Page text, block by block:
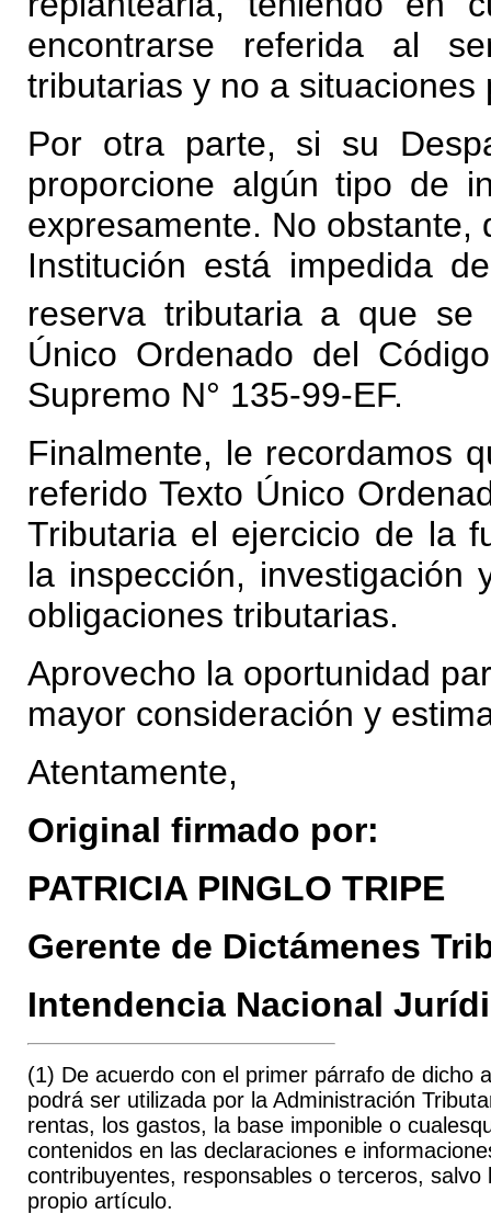
encontrarse referida al
tributarias y no a situaciones
Por otra parte, si su
proporcione algún tipo de
expresamente. No
Institución está impedida
reserva tributaria a que
Único Ordenado del
Supremo N° 135-99-EF.
Finalmente, le recordamos
referido Texto Único
Tributaria el ejercicio de la
la inspección,
obligaciones tributarias.
Aprovecho la oportunidad
mayor consideración y
Atentamente,
Original firmado por:
PATRICIA PINGLO TRIPE
Gerente de Dictámenes
Intendencia Nacional
(1) De acuerdo con el primer párrafo de dicho
podrá ser utilizada por la Administración
rentas, los gastos, la base imponible o
contenidos en las declaraciones e
contribuyentes, responsables o terceros,
propio artículo.